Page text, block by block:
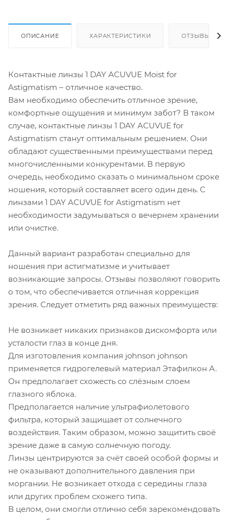
ОПИСАНИЕ ХАРАКТЕРИСТИКИ ОТЗЫВЫ
Контактные линзы 1 DAY ACUVUE Moist for
Astigmatism – отличное качество.
Вам необходимо обеспечить отличное зрение,
комфортные ощущения и минимум забот? В таком
случае, контактные линзы 1 DAY ACUVUE for
Astigmatism станут оптимальным решением. Они
обладают существенными преимуществами перед
многочисленными конкурентами. В первую
очередь, необходимо сказать о минимальном сроке
ношения, который составляет всего один день. С
линзами 1 DAY ACUVUE for Astigmatism нет
необходимости задумываться о вечернем хранении
или очистке.
Данный вариант разработан специально для
ношения при астигматизме и учитывает
возникающие запросы. Отзывы позволяют говорить
о том, что обеспечивается отличная коррекция
зрения. Следует отметить ряд важных преимуществ:
Не возникает никаких признаков дискомфорта или
усталости глаз в конце дня.
Для изготовления компания johnson johnson
применяется гидрогелевый материал Этафилкон А.
Он предполагает схожесть со слёзным слоем
глазного яблока.
Предполагается наличие ультрафиолетового
фильтра, который защищает от солнечного
воздействия. Таким образом, можно защитить своё
зрение даже в самую солнечную погоду.
Линзы центрируются за счёт своей особой формы и
не оказывают дополнительного давления при
моргании. Не возникает отхода с середины глаза
или других проблем схожего типа.
В целом, они смогли отлично себя зарекомендовать